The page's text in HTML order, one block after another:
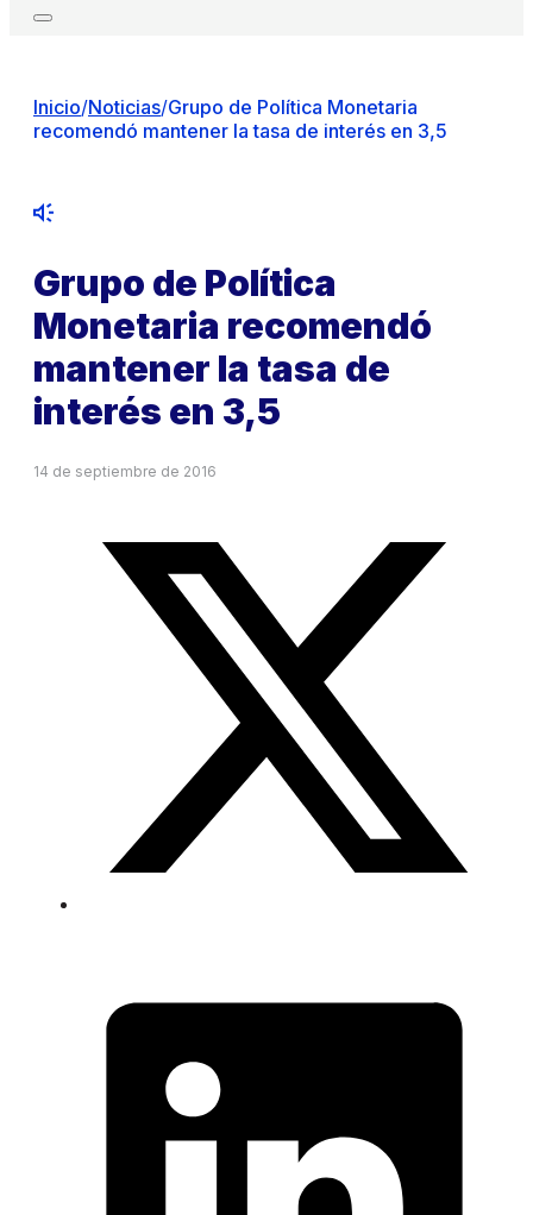
Inicio/Noticias/Grupo de Política Monetaria
recomendó mantener la tasa de interés en 3,5
Grupo de Política
Monetaria recomendó
mantener la tasa de
interés en 3,5
14 de septiembre de 2016